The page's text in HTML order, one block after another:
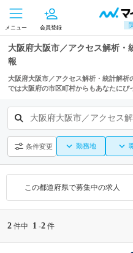
メニュー 会員登録
大阪府大阪市／アクセス解析・
報
大阪府大阪市／アクセス解析・統計解
では大阪府の市区町村からもあなたにぴ
大阪府大阪市／アクセス
条件変更 勤務地
この都道府県で募集中の求人
2 件中 1 -2 件